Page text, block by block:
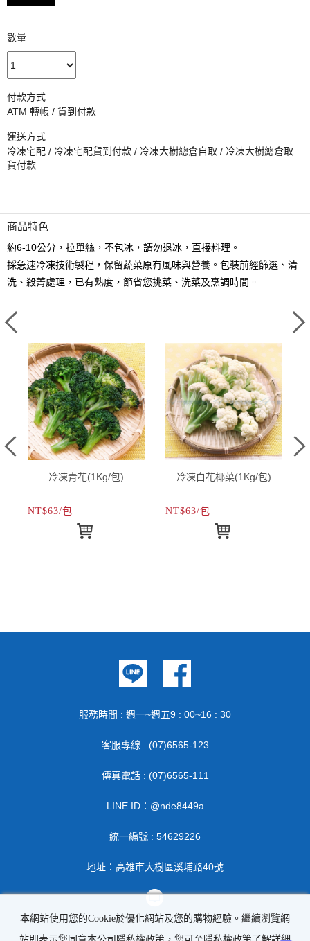
數量
付款方式
ATM 轉帳 / 貨到付款
運送方式
冷凍宅配 / 冷凍宅配貨到付款 / 冷凍大樹總倉自取 / 冷凍大樹總倉取
貨付款
商品特色
約6-10公分，拉單絲，不包冰，請勿退冰，直接料理。
採急速冷凍技術製程，保留蔬菜原有風味與營養。包裝前經篩選、清
洗、殺菁處理，已有熟度，節省您挑菜、洗菜及烹調時間。
冷凍青花(1Kg/包)
NT$63/包
冷凍白花椰菜(1Kg/包)
NT$63/包
服務時間 : 週一~週五9 : 00~16 : 30
客服專線 : (07)6565-123
傳真電話 : (07)6565-111
LINE ID：@nde8449a
統一編號 : 54629226
地址：高雄市大樹區溪埔路40號
本網站使用您的Cookie於優化網站及您的購物經驗。繼續瀏覽網